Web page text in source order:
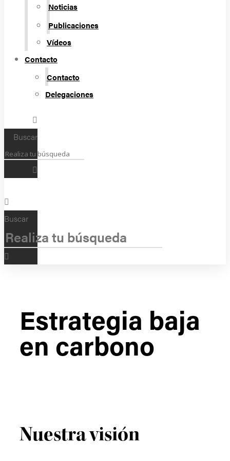
Noticias
Publicaciones
Vídeos
Contacto
Contacto
Delegaciones
Buscar
Buscar
Estrategia baja
en carbono
Nuestra visión